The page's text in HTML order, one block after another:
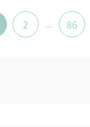
2 ... 86